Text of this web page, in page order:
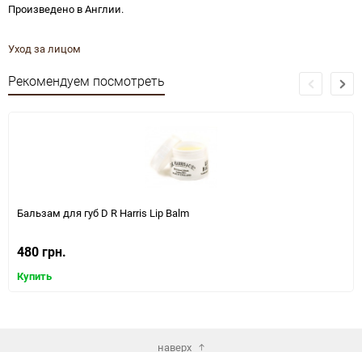
Произведено в Англии.
Уход за лицом
Рекомендуем посмотреть
Бальзам для губ D R Harris Lip Balm
480 грн.
Купить
наверх